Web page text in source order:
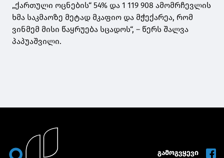
„ქართული ოცნების“ 54% და 1 119 908 ამომრჩევლის
ხმა საკმაოზე მეტად მკაფიო და მჭექარეა, რომ
ვინმემ მისი წაყრუება სცადოს“, – წერს შალვა
პაპუაშვილი.
გამოგვყევი